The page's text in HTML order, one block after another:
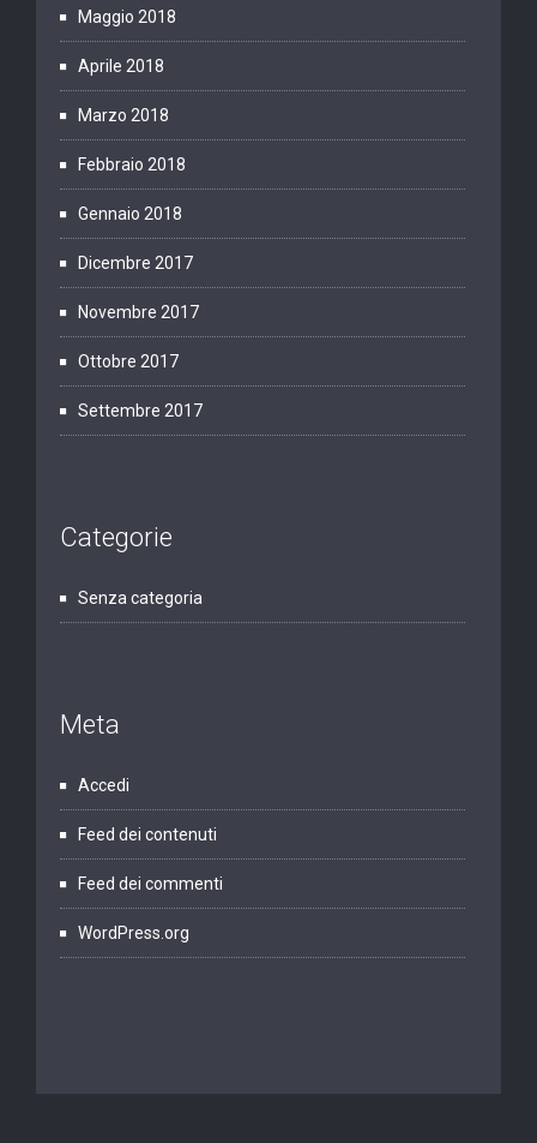
Maggio 2018
Aprile 2018
Marzo 2018
Febbraio 2018
Gennaio 2018
Dicembre 2017
Novembre 2017
Ottobre 2017
Settembre 2017
Categorie
Senza categoria
Meta
Accedi
Feed dei contenuti
Feed dei commenti
WordPress.org